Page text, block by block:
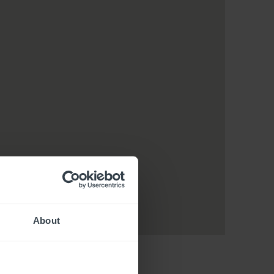
About